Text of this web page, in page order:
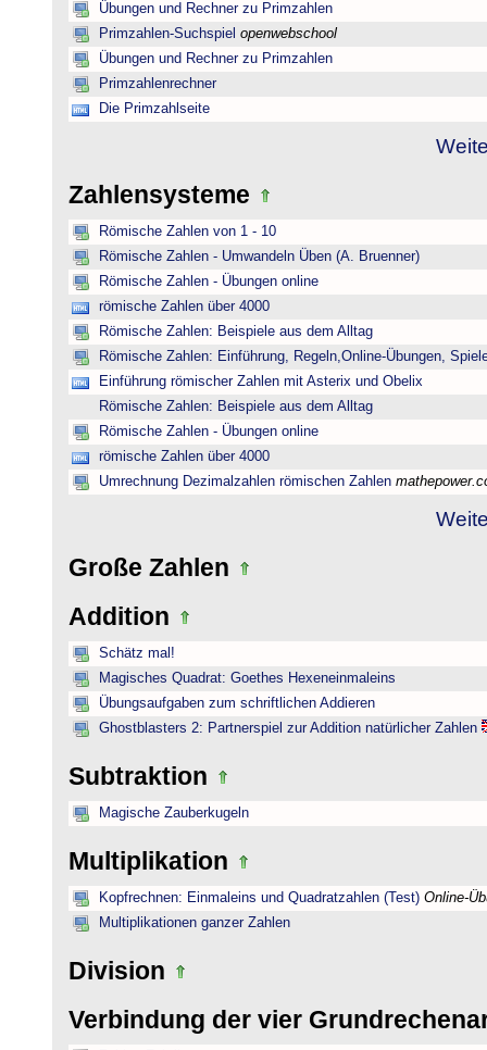
Übungen und Rechner zu Primzahlen
Primzahlen-Suchspiel openwebschool
Übungen und Rechner zu Primzahlen
Primzahlenrechner
Die Primzahlseite
Zahlensysteme
Römische Zahlen von 1 - 10
Römische Zahlen - Umwandeln Üben (A. Bruenner)
Römische Zahlen - Übungen online
römische Zahlen über 4000
Römische Zahlen: Beispiele aus dem Alltag
Römische Zahlen: Einführung, Regeln,Online-Übungen,
Einführung römischer Zahlen mit Asterix und Obelix
Römische Zahlen: Beispiele aus dem Alltag
Römische Zahlen - Übungen online
römische Zahlen über 4000
Umrechnung Dezimalzahlen römischen Zahlen
Große Zahlen
Addition
Schätz mal!
Magisches Quadrat: Goethes Hexeneinmaleins
Übungsaufgaben zum schriftlichen Addieren
Ghostblasters 2: Partnerspiel zur Addition natürlicher Zahlen
Subtraktion
Magische Zauberkugeln
Multiplikation
Kopfrechnen: Einmaleins und Quadratzahlen (Test) Online-
Multiplikationen ganzer Zahlen
Division
Verbindung der vier